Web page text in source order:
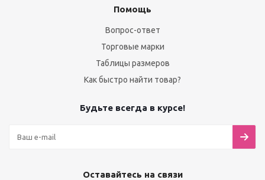
Помощь
Вопрос-ответ
Торговые марки
Таблицы размеров
Как быстро найти товар?
Будьте всегда в курсе!
Оставайтесь на связи